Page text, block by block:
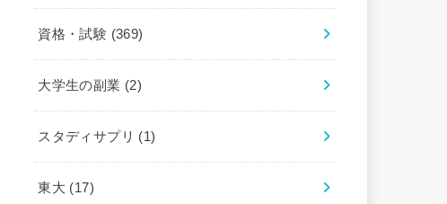
資格・試験 (369)
大学生の副業 (2)
スタディサプリ (1)
東大 (17)